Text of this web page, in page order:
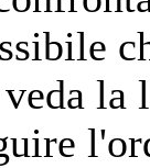
la